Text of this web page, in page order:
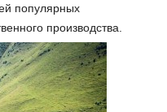
популярных
производства.